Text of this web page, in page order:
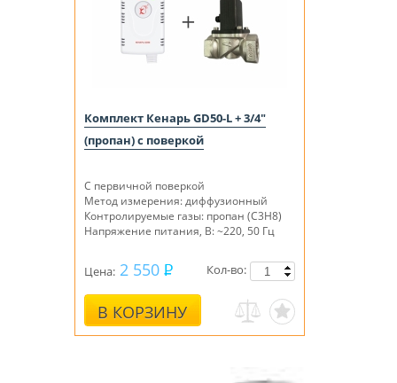
Комплект Кенарь GD50-L + 3/4"
(пропан) с поверкой
С первичной поверкой
Метод измерения: диффузионный
Контролируемые газы: пропан (C3H8)
Напряжение питания, В: ~220, 50 Гц
Цена: 2 550
В КОРЗИНУ
Кол-во: